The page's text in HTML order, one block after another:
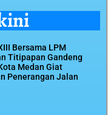
Bersama LPM
Titipapan Gandeng
Medan Giat
Penerangan Jalan